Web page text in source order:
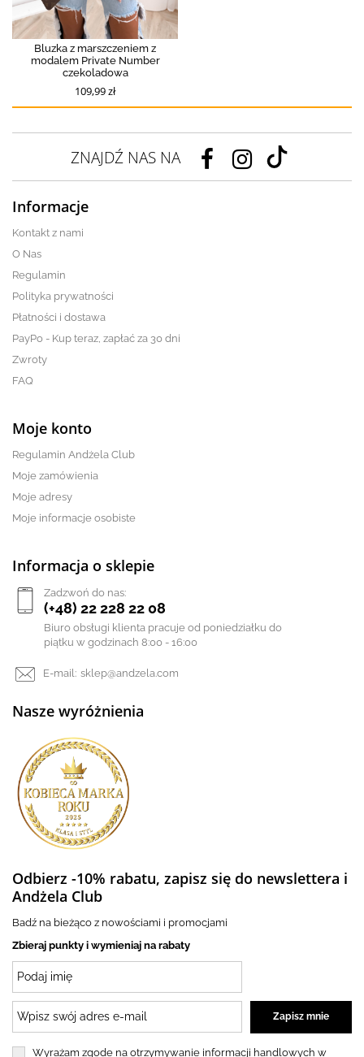
Bluzka z marszczeniem z
modalem Private Number
czekoladowa
109,99 zł
ZNAJDŹ NAS NA
Informacje
Kontakt z nami
O Nas
Regulamin
Polityka prywatności
Płatności i dostawa
PayPo - Kup teraz, zapłać za 30 dni
Zwroty
FAQ
Moje konto
Regulamin Andżela Club
Moje zamówienia
Moje adresy
Moje informacje osobiste
Informacja o sklepie
Zadzwoń do nas:
(+48) 22 228 22 08
Biuro obsługi klienta pracuje od poniedziałku do
piątku w godzinach 8:00 - 16:00
E-mail: sklep@andzela.com
Nasze wyróżnienia
Odbierz -10% rabatu, zapisz się do newslettera i
Andżela Club
Badź na bieżąco z nowościami i promocjami
Zbieraj punkty i wymieniaj na rabaty
Wyrażam zgode na otrzymywanie informacji handlowych w